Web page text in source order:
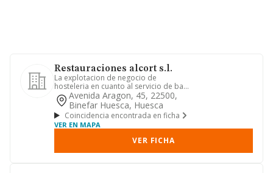
Restauraciones alcort s.l.
La explotacion de negocio de
hosteleria en cuanto al servicio de bar-
cafeteria y de restauracion de...
Avenida Aragon, 45, 22500,
Binefar Huesca, Huesca
Coincidencia encontrada en ficha
VER EN MAPA
VER FICHA